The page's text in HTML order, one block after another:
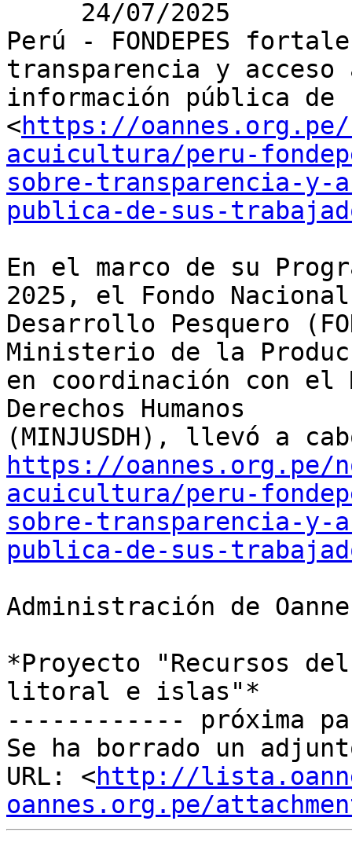
Perú - FONDEPES
transparencia y
información pública de
<https://
acuicultura/peru-
sobre-transparencia-y-
publica-de-sus-
En el marco de su
2025, el Fondo
Desarrollo Pesquero
Ministerio de la
en coordinación con
Derechos Humanos
https://oannes.org.pe/
acuicultura/peru-
sobre-transparencia-y-
publica-de-sus-
Administración de
*Proyecto "Recursos
litoral e islas"*
------------ próxima
Se ha borrado un
URL: <http://
oannes.org.pe/